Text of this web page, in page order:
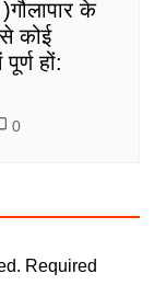
के
से कोई
हों:
0
Required